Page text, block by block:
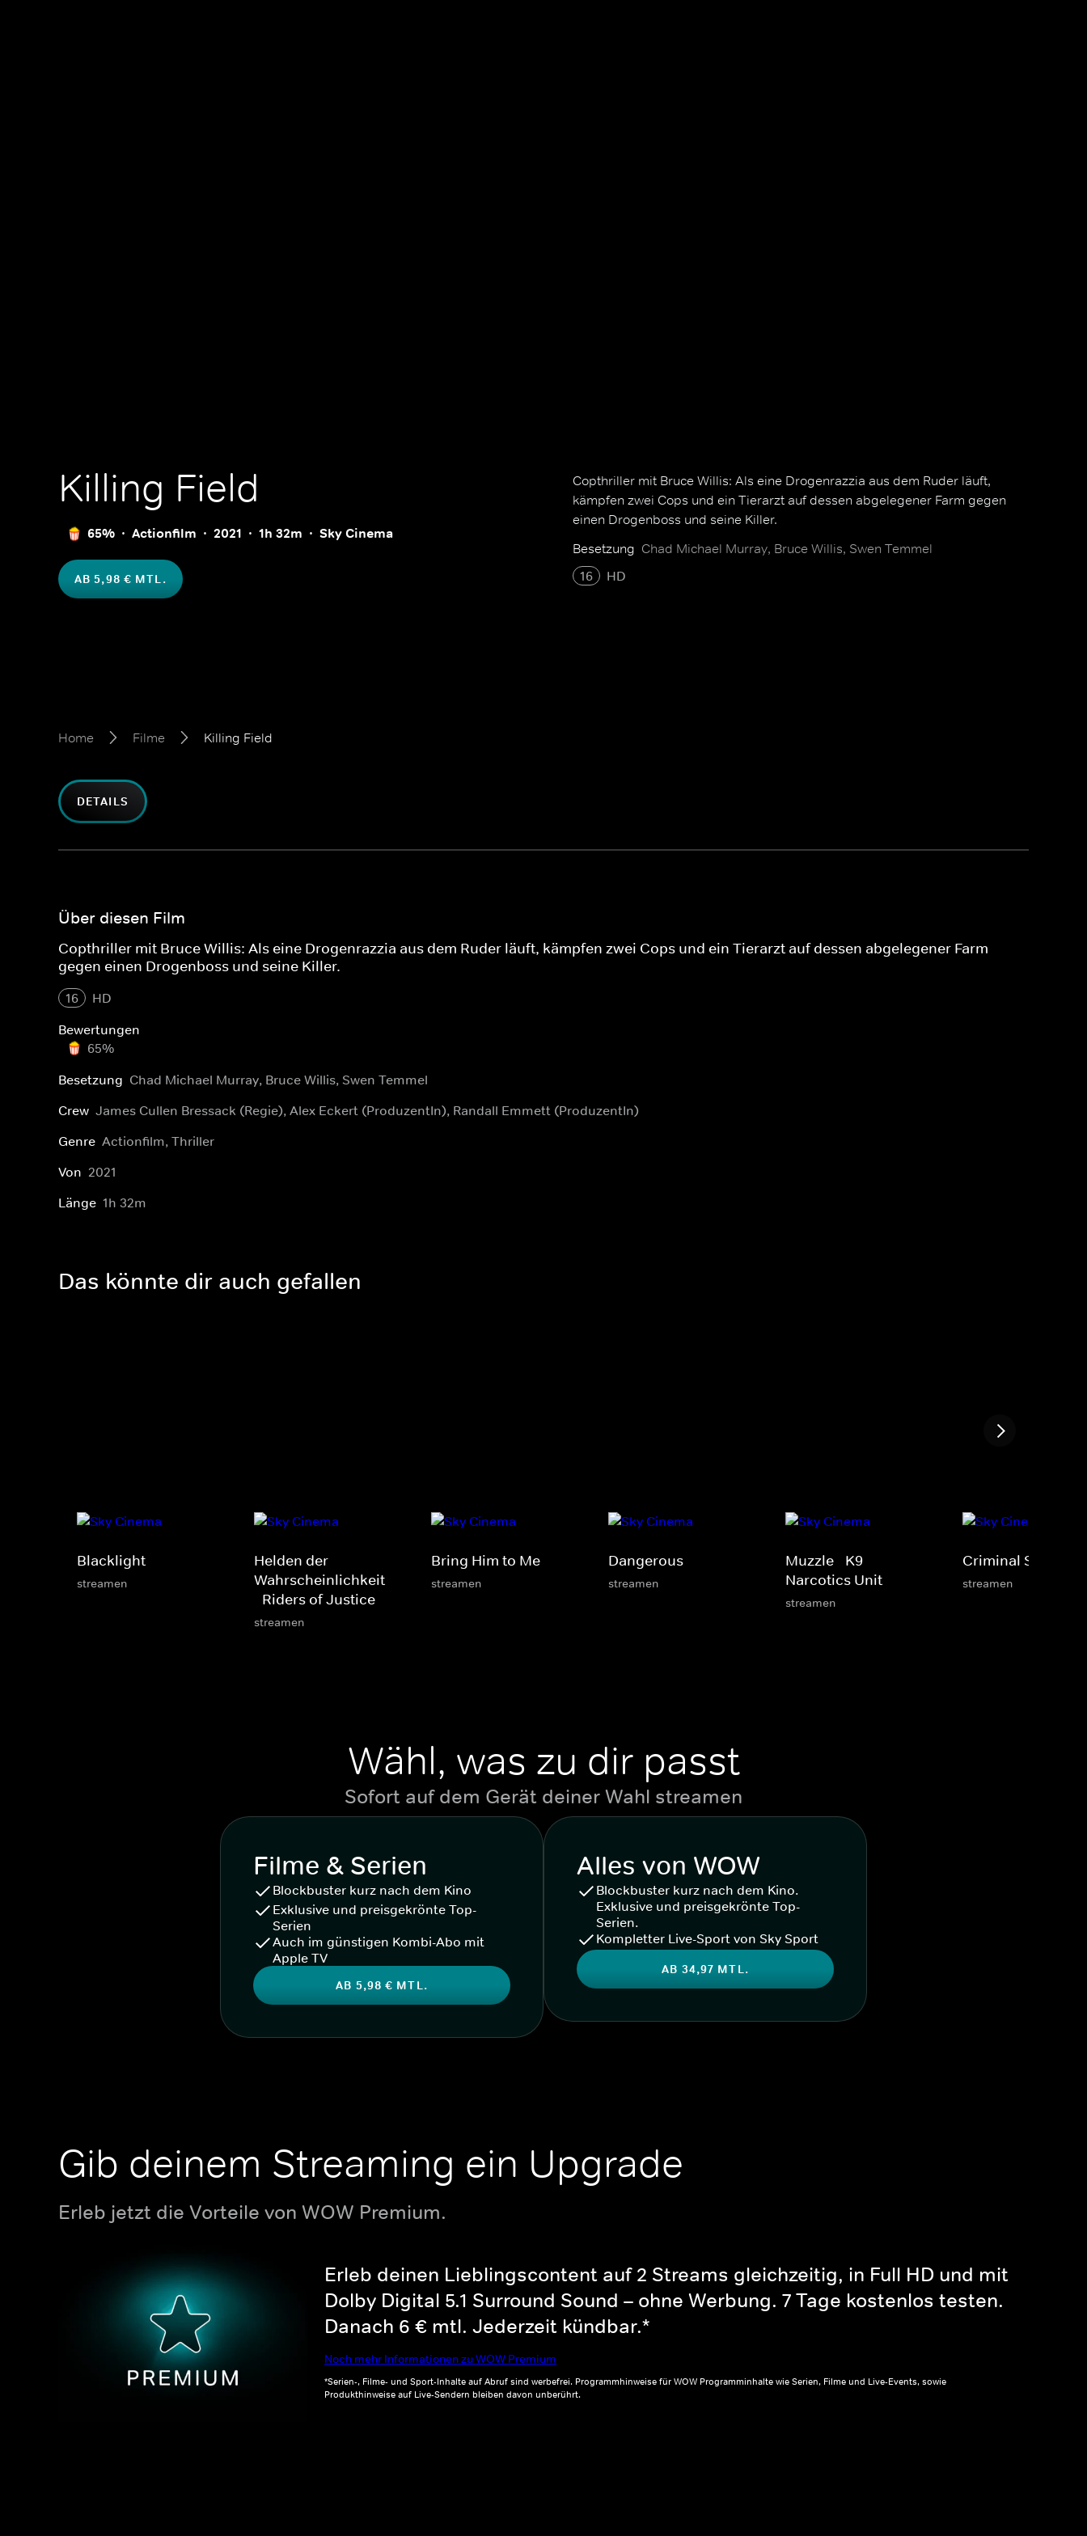
Killing Field
65% Actionfilm 2021 1h 32m Sky Cinema
AB 5,98 € MTL.
Copthriller mit Bruce Willis: Als eine Drogenrazzia aus dem Ruder läuft,
kämpfen zwei Cops und ein Tierarzt auf dessen abgelegener Farm gegen
einen Drogenboss und seine Killer.
Besetzung Chad Michael Murray, Bruce Willis, Swen Temmel
16
HD
Home Filme Killing Field
DETAILS
Über diesen Film
Copthriller mit Bruce Willis: Als eine Drogenrazzia aus dem Ruder läuft, kämpfen zwei Cops und ein Tierarzt auf dessen abgelegener Farm
gegen einen Drogenboss und seine Killer.
16
HD
Bewertungen
65%
Besetzung Chad Michael Murray, Bruce Willis, Swen Temmel
Crew James Cullen Bressack (Regie), Alex Eckert (ProduzentIn), Randall Emmett (ProduzentIn)
Genre Actionfilm, Thriller
Von 2021
Länge 1h 32m
Das könnte dir auch gefallen
Blacklight
streamen
Helden der
Wahrscheinlichkeit
- Riders of Justice
streamen
Bring Him to Me
streamen
Dangerous
streamen
Muzzle - K9
Narcotics Unit
streamen
Criminal Squad
streamen
Wähl, was zu dir passt
Sofort auf dem Gerät deiner Wahl streamen
Filme & Serien
Blockbuster kurz nach dem Kino
Exklusive und preisgekrönte Top-
Serien
Auch im günstigen Kombi-Abo mit
Apple TV
AB 5,98 € MTL.
Alles von WOW
Blockbuster kurz nach dem Kino.
Exklusive und preisgekrönte Top-
Serien.
Kompletter Live-Sport von Sky Sport
AB 34,97 MTL.
Gib deinem Streaming ein Upgrade
Erleb jetzt die Vorteile von WOW Premium.
Erleb deinen Lieblingscontent auf 2 Streams gleichzeitig, in Full HD und mit
Dolby Digital 5.1 Surround Sound – ohne Werbung. 7 Tage kostenlos testen.
Danach 6 € mtl. Jederzeit kündbar.*
Noch mehr Informationen zu WOW Premium
*Serien-, Filme- und Sport-Inhalte auf Abruf sind werbefrei. Programmhinweise für WOW Programminhalte wie Serien, Filme und Live-Events, sowie
Produkthinweise auf Live-Sendern bleiben davon unberührt.